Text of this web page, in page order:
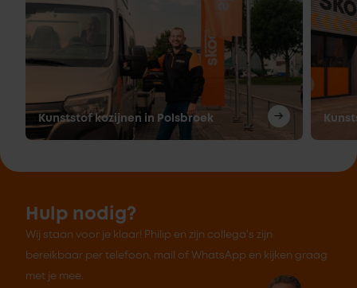
Kunststof kozijnen in Polsbroek
Hulp nodig?
Wij staan voor je klaar! Philip en zijn collega's zijn
bereikbaar per telefoon, mail of WhatsApp en kijken graag
met je mee.